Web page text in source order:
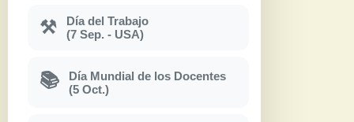
⚒
Día del Trabajo
(7 Sep. - USA)
📚
Día Mundial de los Docentes
(5 Oct.)